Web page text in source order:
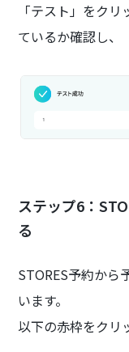
「テスト」をク
ているか確認し、
ステップ6：
る
STORES予約から
います。
以下の赤枠をクリ